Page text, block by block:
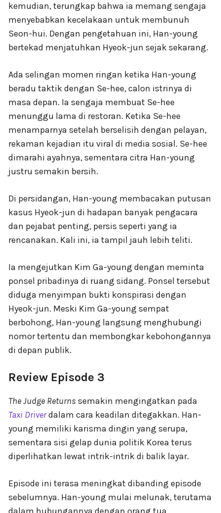
kemudian, terungkap bahwa ia memang sengaja
menyebabkan kecelakaan untuk membunuh
Seon-hui. Dengan pengetahuan ini, Han-young
bertekad menjatuhkan Hyeok-jun sejak sekarang.
Ada selingan momen ringan ketika Han-young
beradu taktik dengan Se-hee, calon istrinya di
masa depan. Ia sengaja membuat Se-hee
menunggu lama di restoran. Ketika Se-hee
menamparnya setelah berselisih dengan pelayan,
rekaman kejadian itu viral di media sosial. Se-hee
dimarahi ayahnya, sementara citra Han-young
justru semakin bersih.
Di persidangan, Han-young membacakan putusan
kasus Hyeok-jun di hadapan banyak pengacara
dan pejabat penting, persis seperti yang ia
rencanakan. Kali ini, ia tampil jauh lebih teliti.
Ia mengejutkan Kim Ga-young dengan meminta
ponsel pribadinya di ruang sidang. Ponsel tersebut
diduga menyimpan bukti konspirasi dengan
Hyeok-jun. Meski Kim Ga-young sempat
berbohong, Han-young langsung menghubungi
nomor tertentu dan membongkar kebohongannya
di depan publik.
Review Episode 3
The Judge Returns semakin mengingatkan pada
Taxi Driverdalam cara keadilan ditegakkan. Han-
young memiliki karisma dingin yang serupa,
sementara sisi gelap dunia politik Korea terus
diperlihatkan lewat intrik-intrik di balik layar.
Episode ini terasa meningkat dibanding episode
sebelumnya. Han-young mulai melunak, terutama